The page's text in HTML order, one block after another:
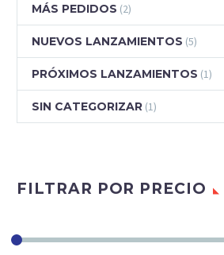
MÁS PEDIDOS (2)
NUEVOS LANZAMIENTOS (5)
PRÓXIMOS LANZAMIENTOS (1)
SIN CATEGORIZAR (1)
FILTRAR POR PRECIO